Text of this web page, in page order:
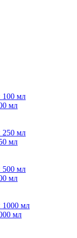
мл
мл
мл
мл